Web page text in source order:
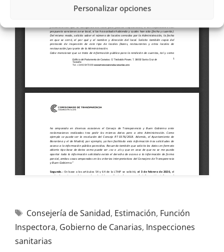
Personalizar opciones
Consejería de Sanidad, Estimación, Función
Inspectora, Gobierno de Canarias, Inspecciones
sanitarias